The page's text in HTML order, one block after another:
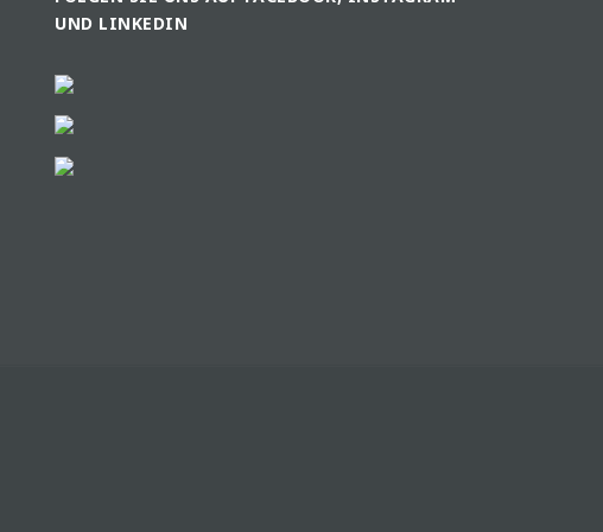
UND LINKEDIN